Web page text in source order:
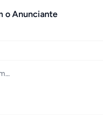
o Anunciante